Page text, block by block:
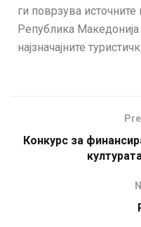
ги поврзува
Република Македонија
најзначајните
Конкурс за